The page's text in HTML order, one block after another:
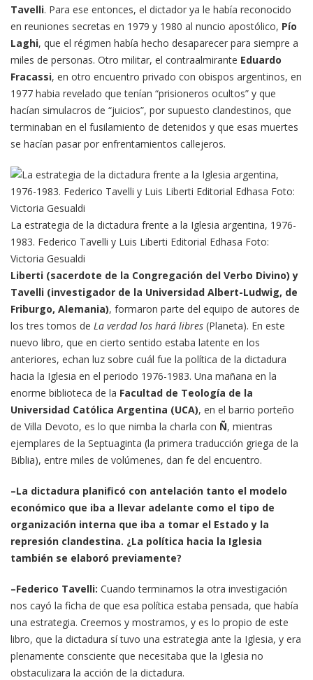
Tavelli. Para ese entonces, el dictador ya le había reconocido
en reuniones secretas en 1979 y 1980 al nuncio apostólico, Pío
Laghi, que el régimen había hecho desaparecer para siempre a
miles de personas. Otro militar, el contraalmirante Eduardo
Fracassi, en otro encuentro privado con obispos argentinos, en
1977 habia revelado que tenían “prisioneros ocultos” y que
hacían simulacros de “juicios”, por supuesto clandestinos, que
terminaban en el fusilamiento de detenidos y que esas muertes
se hacían pasar por enfrentamientos callejeros.
La estrategia de la dictadura frente a la Iglesia argentina, 1976-
1983. Federico Tavelli y Luis Liberti Editorial Edhasa Foto:
Victoria Gesualdi
Liberti (sacerdote de la Congregación del Verbo Divino) y
Tavelli (investigador de la Universidad Albert-Ludwig, de
Friburgo, Alemania), formaron parte del equipo de autores de
los tres tomos de La verdad los hará libres (Planeta). En este
nuevo libro, que en cierto sentido estaba latente en los
anteriores, echan luz sobre cuál fue la política de la dictadura
hacia la Iglesia en el periodo 1976-1983. Una mañana en la
enorme biblioteca de la Facultad de Teología de la
Universidad Católica Argentina (UCA), en el barrio porteño
de Villa Devoto, es lo que nimba la charla con Ñ, mientras
ejemplares de la Septuaginta (la primera traducción griega de la
Biblia), entre miles de volúmenes, dan fe del encuentro.
–La dictadura planificó con antelación tanto el modelo
económico que iba a llevar adelante como el tipo de
organización interna que iba a tomar el Estado y la
represión clandestina. ¿La política hacia la Iglesia
también se elaboró previamente?
–Federico Tavelli: Cuando terminamos la otra investigación
nos cayó la ficha de que esa política estaba pensada, que había
una estrategia. Creemos y mostramos, y es lo propio de este
libro, que la dictadura sí tuvo una estrategia ante la Iglesia, y era
plenamente consciente que necesitaba que la Iglesia no
obstaculizara la acción de la dictadura.